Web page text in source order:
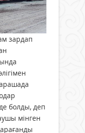
зардап
болды, деп
мінген